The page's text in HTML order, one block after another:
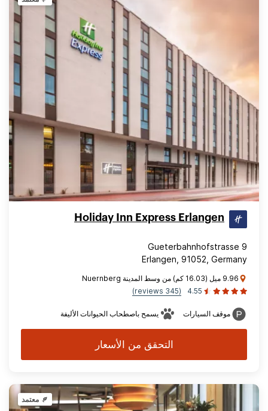
Holiday Inn Express Erlangen
Gueterbahnhofstrasse 9
Erlangen, 91052, Germany
9.96 ميل (16.03 كم) من وسط المدينة Nuernberg
4.55
(345 reviews)
موقف السيارات يسمح باصطحاب الحيوانات الأليفة
التحقق من الأسعار
معتمد